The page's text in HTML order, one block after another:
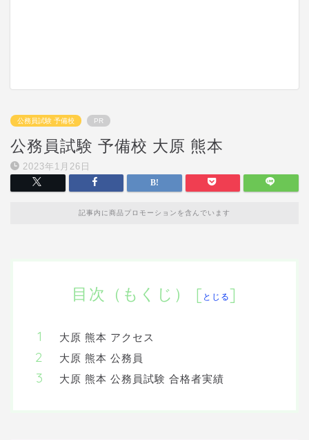
公務員試験 予備校 PR
公務員試験 予備校 大原 熊本
2023年1月26日
記事内に商品プロモーションを含んでいます
目次（もくじ） [ とじる]
大原 熊本 アクセス
大原 熊本 公務員
大原 熊本 公務員試験 合格者実績